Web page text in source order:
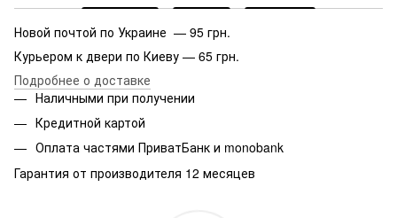
Новой почтой по Украине — 95 грн.
Курьером к двери по Киеву — 65 грн.
Подробнее о доставке
Наличными при получении
Кредитной картой
Оплата частями ПриватБанк и monobank
Гарантия от производителя 12 месяцев